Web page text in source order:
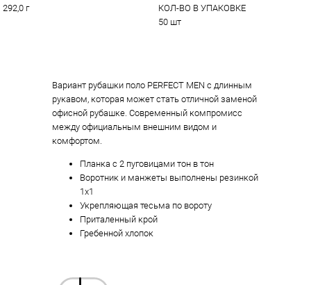
292,0 г
КОЛ-ВО В УПАКОВКЕ
50 шт
Вариант рубашки поло PERFECT MEN с длинным
рукавом, которая может стать отличной заменой
офисной рубашке. Современный компромисс
между официальным внешним видом и
комфортом.
Планка с 2 пуговицами тон в тон
Воротник и манжеты выполнены резинкой
1x1
Укрепляющая тесьма по вороту
Приталенный крой
Гребенной хлопок